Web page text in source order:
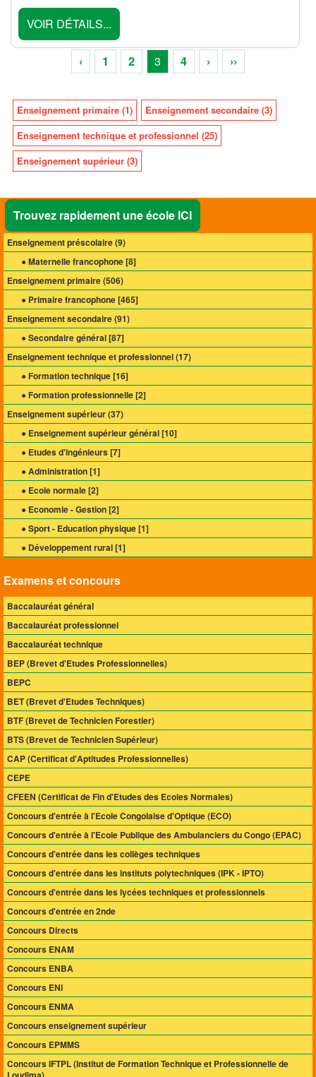
VOIR DÉTAILS...
‹ 1 2 3 4 › ››
Enseignement primaire (1)
Enseignement secondaire (3)
Enseignement technique et professionnel (25)
Enseignement supérieur (3)
Trouvez rapidement une école ICI
Enseignement préscolaire (9)
● Maternelle francophone [8]
Enseignement primaire (506)
● Primaire francophone [465]
Enseignement secondaire (91)
● Secondaire général [87]
Enseignement technique et professionnel (17)
● Formation technique [16]
● Formation professionnelle [2]
Enseignement supérieur (37)
● Enseignement supérieur général [10]
● Etudes d'ingénieurs [7]
● Administration [1]
● Ecole normale [2]
● Economie - Gestion [2]
● Sport - Education physique [1]
● Développement rural [1]
Examens et concours
Baccalauréat général
Baccalauréat professionnel
Baccalauréat technique
BEP (Brevet d'Etudes Professionnelles)
BEPC
BET (Brevet d'Etudes Techniques)
BTF (Brevet de Technicien Forestier)
BTS (Brevet de Technicien Supérieur)
CAP (Certificat d'Aptitudes Professionnelles)
CEPE
CFEEN (Certificat de Fin d'Etudes des Ecoles Normales)
Concours d'entrée à l'Ecole Congolaise d'Optique (ECO)
Concours d'entrée à l'Ecole Publique des Ambulanciers du Congo (EPAC)
Concours d'entrée dans les collèges techniques
Concours d'entrée dans les instituts polytechniques (IPK - IPTO)
Concours d'entrée dans les lycées techniques et professionnels
Concours d'entrée en 2nde
Concours Directs
Concours ENAM
Concours ENBA
Concours ENI
Concours ENMA
Concours enseignement supérieur
Concours EPMMS
Concours IFTPL (Institut de Formation Technique et Professionnelle de